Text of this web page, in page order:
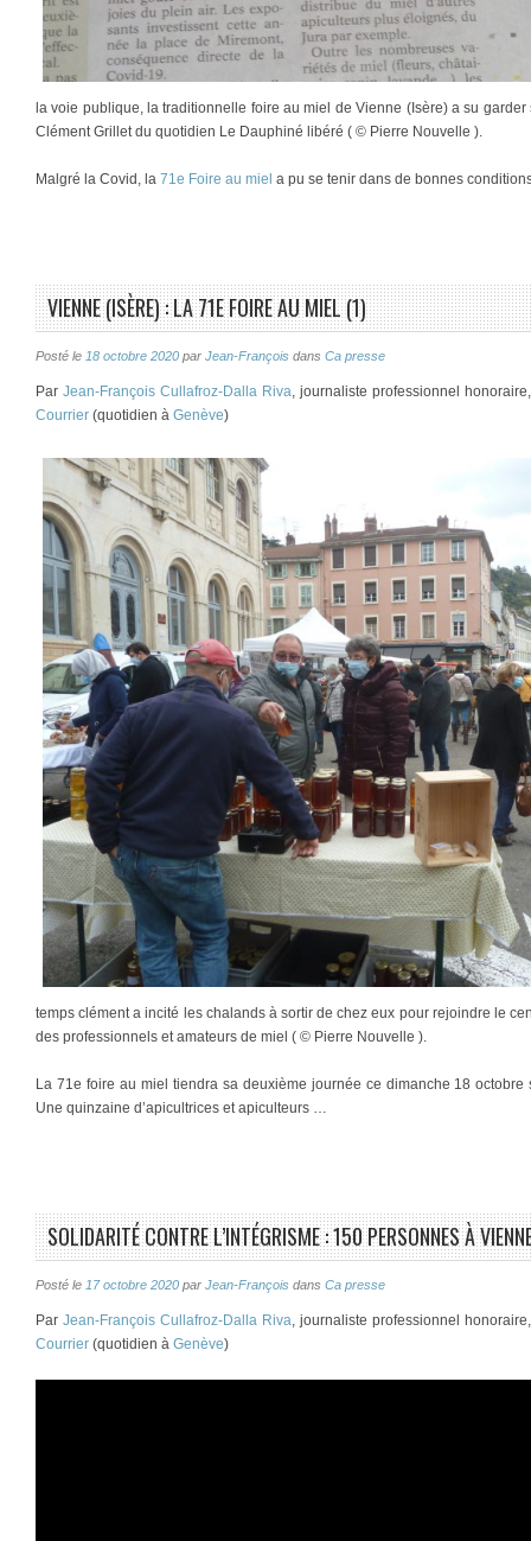
la voie publique, la traditionnelle foire au miel de Vienne (Isère) a su
Clément Grillet du quotidien Le Dauphiné libéré ( © Pierre Nouvelle ).
Malgré la Covid, la 71e Foire au miel a pu se tenir dans de bonnes
VIENNE (ISÈRE) : LA 71E FOIRE AU MIEL (1)
Posté le 18 octobre 2020 par Jean-François dans Ca presse
Par Jean-François Cullafroz-Dalla Riva, journaliste professionnel
Courrier (quotidien à Genève)
temps clément a incité les chalands à sortir de chez eux pour rejoindre le
des professionnels et amateurs de miel ( © Pierre Nouvelle ).
La 71e foire au miel tiendra sa deuxième journée ce dimanche 18
Une quinzaine d’apicultrices et apiculteurs …
SOLIDARITÉ CONTRE L’INTÉGRISME : 150 PERSONNES À
Posté le 17 octobre 2020 par Jean-François dans Ca presse
Par Jean-François Cullafroz-Dalla Riva, journaliste professionnel
Courrier (quotidien à Genève)